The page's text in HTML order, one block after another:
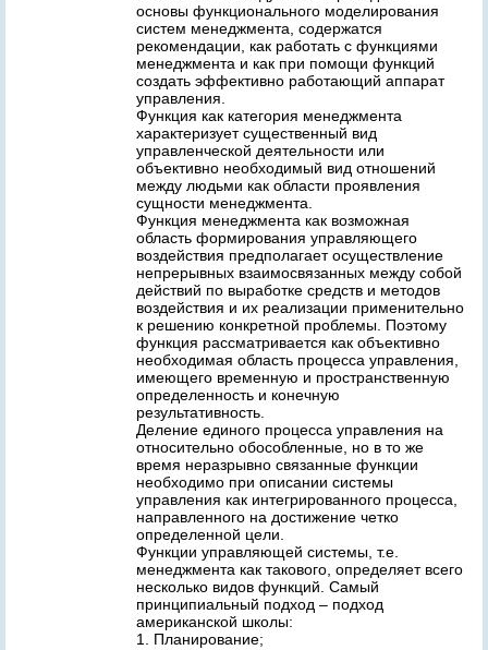
основы функционального моделирования
систем менеджмента, содержатся
рекомендации, как работать с функциями
менеджмента и как при помощи функций
создать эффективно работающий аппарат
управления.
Функция как категория менеджмента
характеризует существенный вид
управленческой деятельности или
объективно необходимый вид отношений
между людьми как области проявления
сущности менеджмента.
Функция менеджмента как возможная
область формирования управляющего
воздействия предполагает осуществление
непрерывных взаимосвязанных между собой
действий по выработке средств и методов
воздействия и их реализации применительно
к решению конкретной проблемы. Поэтому
функция рассматривается как объективно
необходимая область процесса управления,
имеющего временную и пространственную
определенность и конечную
результативность.
Деление единого процесса управления на
относительно обособленные, но в то же
время неразрывно связанные функции
необходимо при описании системы
управления как интегрированного процесса,
направленного на достижение четко
определенной цели.
Функции управляющей системы, т.е.
менеджмента как такового, определяет всего
несколько видов функций. Самый
принципиальный подход – подход
американской школы:
1. Планирование;